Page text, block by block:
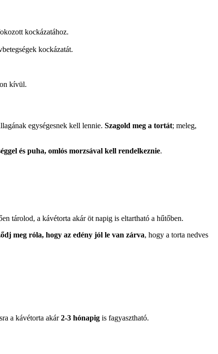
kockázatához.
kockázatát.
kívül.
egységesnek kell lennie. Szagold meg a tortát; meleg,
és puha, omlós morzsával kell rendelkeznie.
tárolod, a kávétorta akár öt napig is eltartható a hűtőben.
meg róla, hogy az edény jól le van zárva, hogy a torta nedves
a kávétorta akár2-3 hónapig is fagyasztható.